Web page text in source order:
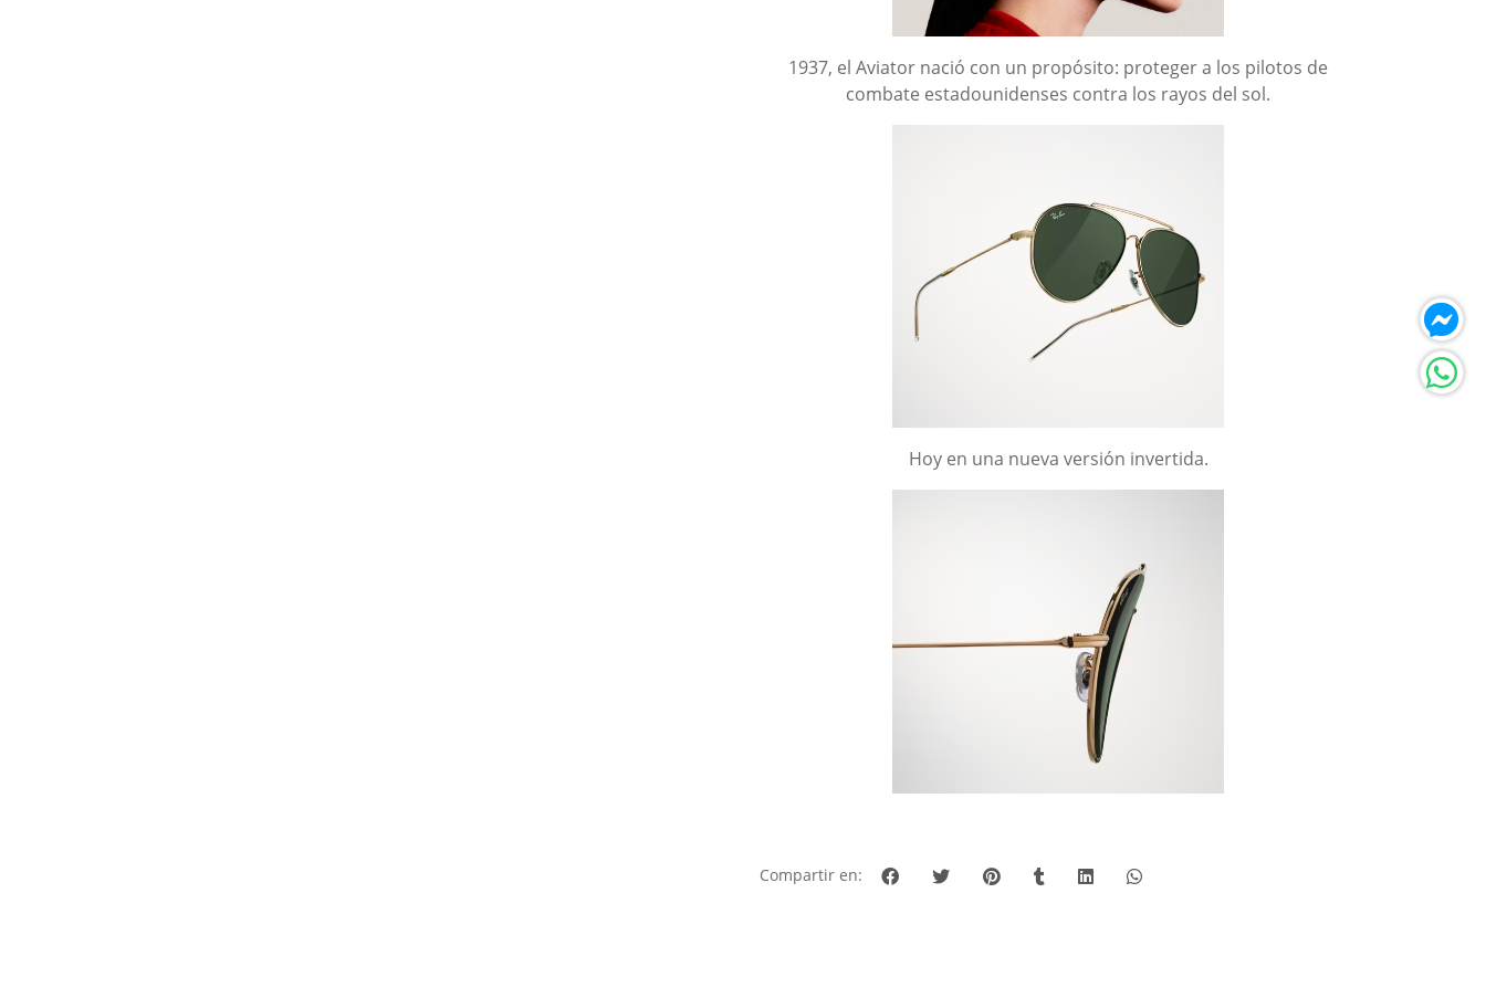
1937, el Aviator nació con un propósito: proteger a los pilotos de
combate estadounidenses contra los rayos del sol.
Hoy en una nueva versión invertida.
Compartir en: